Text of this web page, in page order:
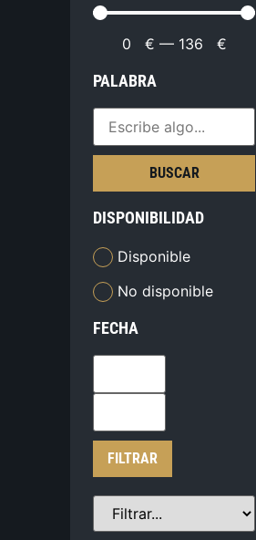
0 € — 136 €
PALABRA
BUSCAR
DISPONIBILIDAD
Disponible
No disponible
FECHA
FILTRAR